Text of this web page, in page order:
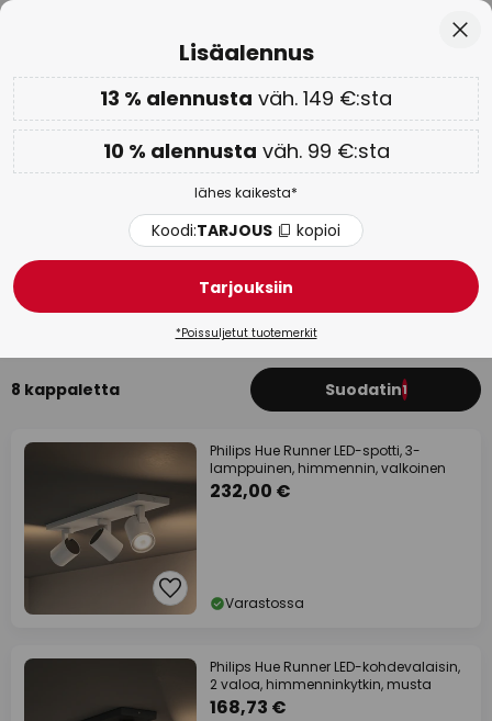
Vain
02D 00H 57M 38S
Lisäalennus: 10 % väh. 99 €:sta tai 13 % väh. 149 €:sta-
lähes kaikesta
Koodi:TARJOUS kopioi
WOW-viikko:jopa -70 % >
Philips Hue kohdevalaisimet
Kattospotti Upotettava
8 kappaletta Suodatin1
Philips Hue Runner LED-spotti, 3-
lamppuinen, himmennin, valkoinen
232,00 €
Varastossa
Philips Hue Runner LED-kohdevalaisin,
2 valoa, himmenninkytkin, musta
168,73 €
Lisäalennus
13 % alennusta väh. 149 €:sta
10 % alennusta väh. 99 €:sta
lähes kaikesta*
Koodi:TARJOUS kopioi
Tarjouksiin
*Poissuljetut tuotemerkit